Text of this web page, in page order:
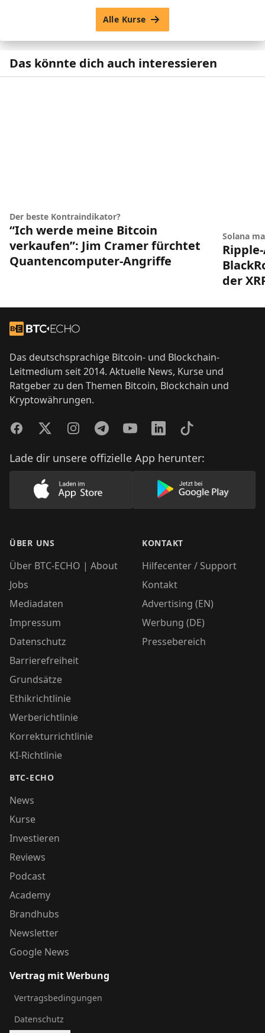
Alle Kurse
Das könnte dich auch interessieren
Der beste Kontraindikator?
“Ich werde meine Bitcoin
verkaufen”: Jim Cramer fürchtet
Quantencomputer-Angriffe
Solana
der
Zur Startseite
Das deutschsprachige Bitcoin- und Blockchain-
Leitmedium seit 2014. Aktuelle News, Kurse und
Ratgeber zu den Themen Bitcoin, Blockchain und
Kryptowährungen.
FacebookTwitterInstagramTelegramYouTubeLinkedInTikTok
Lade dir unsere offizielle App herunter:
Lade unsere App im AppStore herunter
Lade unsere
ÜBER UNS
Über BTC-ECHO | About
Jobs
Mediadaten
Impressum
Datenschutz
Barrierefreiheit
Grundsätze
Ethikrichtlinie
Werberichtlinie
Korrekturrichtlinie
KI-Richtlinie
BTC-ECHO
News
Kurse
Investieren
Reviews
Podcast
Academy
Brandhubs
Newsletter
Google News
KONTAKT
Hilfecenter / Support
Kontakt
Advertising (EN)
Werbung (DE)
Pressebereich
Vertrag mit Werbung
Vertragsbedingungen
Datenschutz